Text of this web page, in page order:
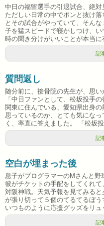
中日の福留選手の引退試合、絶
ただしい日常の中でポンと抜け
とその試合がやっていて、そん
子を猛スピードで寝かしつけ、
時の聞き分けがいいことが本当
記
質問返し
随分前に、接骨院の先生が、思い
「中日ファンとして、松坂投手
関東に住んでいる、愛知県出身
思っているのか、とても気にな
く、率直に答えました。 「松坂
記
空白が埋まった後
息子がプログラマーのMさんと
彼がチケットの手配をしてくれ
対阪神戦。天気予報を見てみる
が張り切って５個のてるてるぼう
いつものように応援グッズをリ
記